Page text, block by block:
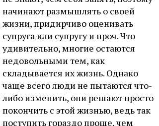
начинают размышлять о своей
жизни, придирчиво оценивать
супруга или супругу и проч. Что
удивительно, многие остаются
недовольными тем, как
складывается их жизнь. Однако
чаще всего люди не пытаются что-
либо изменить, они решают просто
покончить с этой жизнью, ведь так
поступить гораздо проще, чем